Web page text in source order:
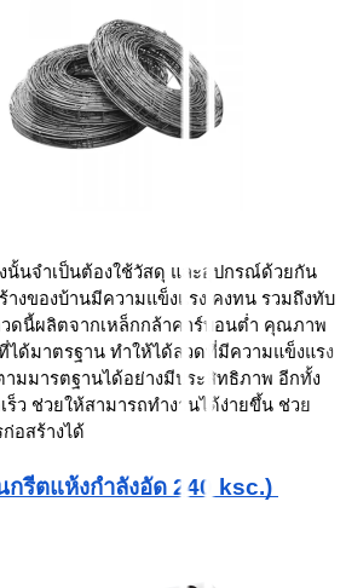
นั้นจำเป็นต้องใช้วัสดุ และอุปกรณ์ด้วยกัน
างของบ้านมีความแข็งแรง คงทน รวมถึงทับ
ดนี้ผลิตจากเหล็กกล้าคาร์บอนต่ำ คุณภาพ
ได้มาตรฐาน ทำให้ได้ลวดที่มีความแข็งแรง
มมารตฐานได้อย่างมีประสิทธิภาพ อีกทั้ง
ร็ว ช่วยให้สามารถทำงานได้ง่ายขึ้น ช่วย
อสร้างได้
รีตแห้งกำลังอัด 240 ksc.)